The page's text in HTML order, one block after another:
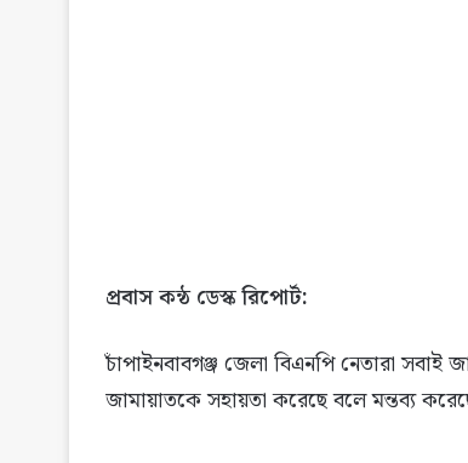
প্রবাস কন্ঠ ডেস্ক রিপোর্ট:
চাঁপাইনবাবগঞ্জ জেলা বিএনপি নেতারা
জামায়াতকে সহায়তা করেছে বলে মন্তব্য